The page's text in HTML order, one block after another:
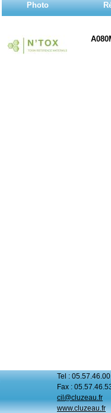
Photo
Tel :
Fax :
cil@cluzeau.fr
www.cluzeau.fr